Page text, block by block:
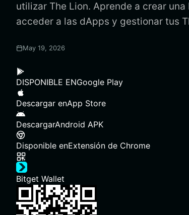
utilizar The Lion. Aprende a crear
acceder a las dApps y gestionar tus
May 19, 2026
DISPONIBLE ENGoogle Play
Descargar enApp Store
DescargarAndroid APK
Disponible enExtensión de Chrome
Bitget Wallet